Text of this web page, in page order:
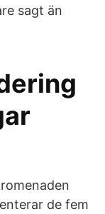
sagt än
de fem